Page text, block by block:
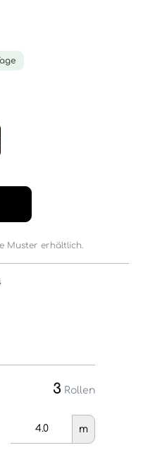
Muster erhältlich.
3 Rollen
m